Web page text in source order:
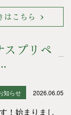
はこちら
スプリペ
知らせ 2026.06.05
！始まりまし